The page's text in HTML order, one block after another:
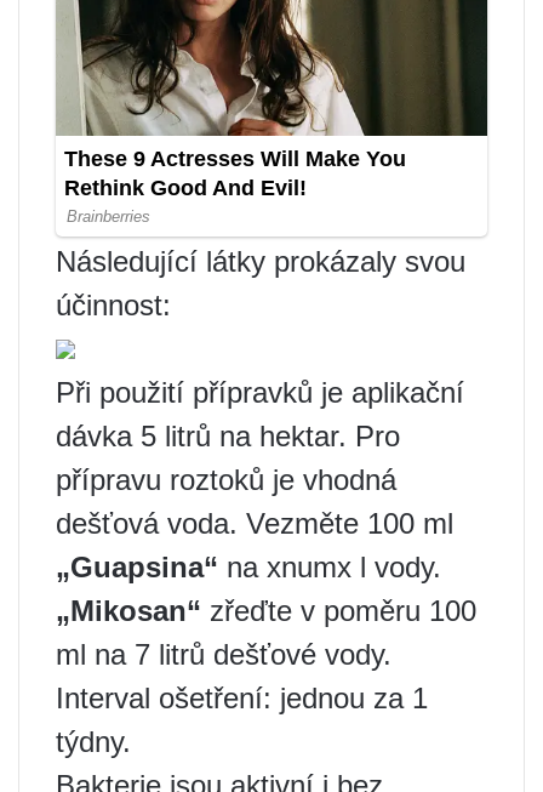
Následující látky prokázaly svou
účinnost:
Při použití přípravků je aplikační
dávka 5 litrů na hektar. Pro
přípravu roztoků je vhodná
dešťová voda. Vezměte 100 ml
„Guapsina“ na xnumx l vody.
„Mikosan“ zřeďte v poměru 100
ml na 7 litrů dešťové vody.
Interval ošetření: jednou za 1
týdny.
Bakterie jsou aktivní i bez